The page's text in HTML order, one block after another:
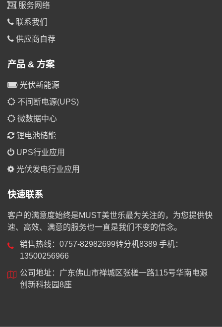
服务网络
联系我们
供应商自荐
产品 & 方案
光伏新能源
不间断电源(UPS)
微数据中心
锂电池储能
UPS行业应用
光伏发电行业应用
快速联系
客户的满意度始终是MUST美世乐最为关注的，为您提供快
速、高效、满意的服务也一直是我们不变的信念。
销售热线：0757-82982699转分机8389 手机：
13500256966
公司地址：广东佛山市禅城区张槎一路115号华南电源
创新科技园8座